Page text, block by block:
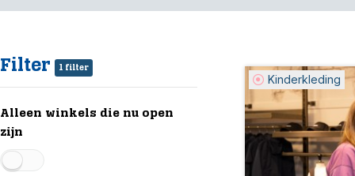
Filter 1 filter
Alleen winkels die nu open
zijn
Kinderkleding